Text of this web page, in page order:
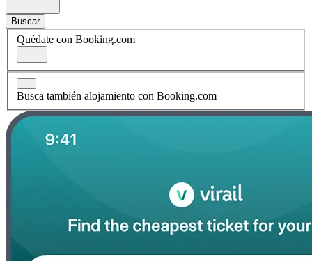
Buscar
Quédate con Booking.com
Busca también alojamiento con Booking.com